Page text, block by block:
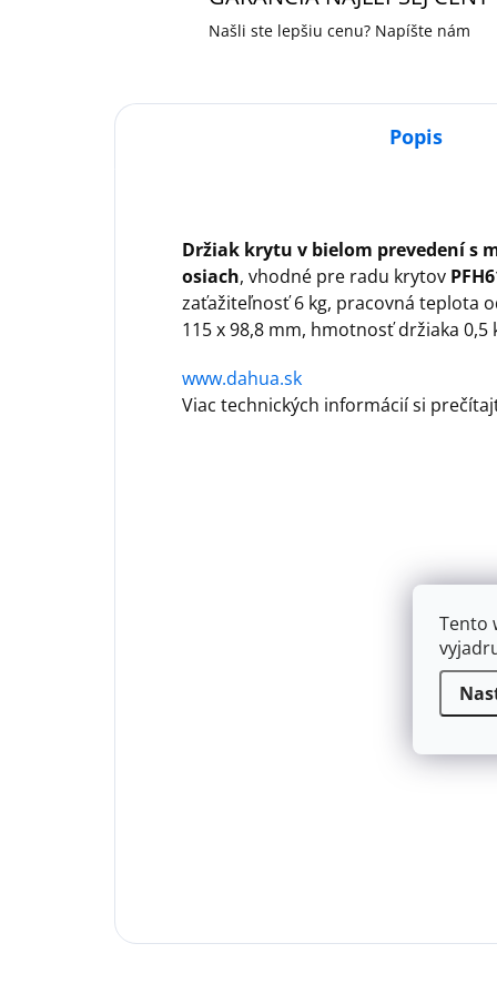
Tento
Našli ste lepšiu cenu? Napíšte nám
Popis
Držiak krytu v bielom prevedení s
osiach, vhodné pre radu krytov
zaťažiteľnosť 6 kg, pracovná teplota
115 x 98,8 mm, hmotnosť držiaka
www.dahua.sk
Viac technických informácií si